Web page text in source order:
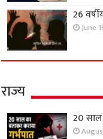
26
June
राज्य
20 साल